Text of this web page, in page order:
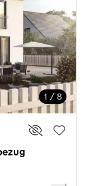
1 / 8